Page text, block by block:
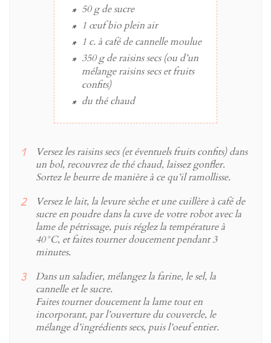
50 gdesucre
1 œufbio plein air
1 c. à cafédecannellemoulue
350 gderaisins secs(ou d’un
mélange raisins secs et fruits
confits)
du thé chaud
Versez les raisins secs (et éventuels fruits confits) dans
un bol, recouvrez de thé chaud, laissez gonfler.
Sortez le beurre de manière à ce qu’il ramollisse.
Versez le lait, la levure sèche et une cuillère à café de
sucre en poudre dans la cuve de votre robot avec la
lame de pétrissage, puis réglez la température à
40°C, et faites tourner doucement pendant 3
minutes.
Dans un saladier, mélangez la farine, le sel, la
cannelle et le sucre.
Faites tourner doucement la lame tout en
incorporant, par l’ouverture du couvercle, le
mélange d’ingrédients secs, puis l’oeuf entier.